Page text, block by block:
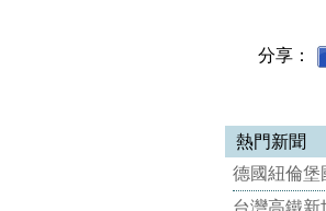
分享：
熱門新聞
德國紐倫
台灣高鐵